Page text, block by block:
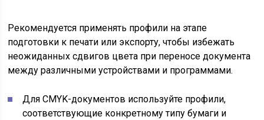
Рекомендуется применять профили на этапе
подготовки к печати или экспорту, чтобы избежать
неожиданных сдвигов цвета при переносе документа
между различными устройствами и программами.
Для CMYK-документов используйте профили,
соответствующие конкретному типу бумаги и